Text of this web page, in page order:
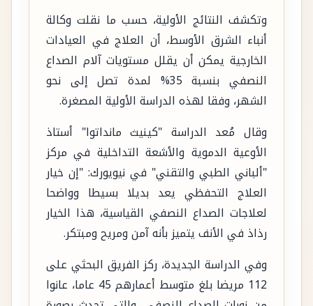
وتكشف النتائج الأولية، حسب ما نقلت وكالة
أنباء الشرق الأوسط، أن العلاج في العيادات
الخارجية يمكن أن يقلل مستويات آلام الصداع
النصفي بنسبة 35% لمدة تصل إلى نحو
الشهر، وفقا لهذه الدراسة الأولية المصغرة.
وقال مُعد الدراسة "كينيث مانداتوا" أستاذ
الأوعية الدموية والأشعة التداخلية في مركز
"ألباني الطبي والتقني" في نيويورك: "إن خيار
العلاج التحفظي يعد بديلا بسيطا وواضحا
لعلاجات الصداع النصفي القياسية، هذا الخيار
رذاذ في الأنف يتميز بأنه آمن ومريح ومبتكر.
وفي الدراسة الجديدة، ركز الفريق البحثي على
112 مريضا بلغ متوسط أعمارهم 45 عاما، عانوا